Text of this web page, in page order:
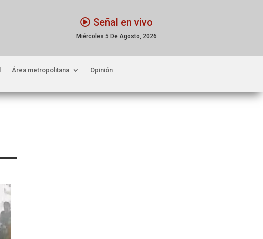
Señal en vivo
Miércoles 5 De Agosto, 2026
Área metropolitana Opinión